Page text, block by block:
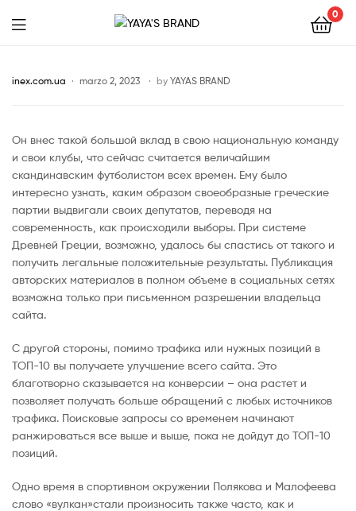
BRAND
0
inex.com.ua marzo 2, 2023 by YAYAS BRAND
Он внес такой большой вклад в свою национальную команду
и свои клубы, что сейчас считается величайшим
скандинавским футболистом всех времен. Ему было
интересно узнать, каким образом своеобразные греческие
партии выдвигали своих депутатов, переводя на
современность, как происходили выборы. При системе
Древней Греции, возможно, удалось бы спастись от такого и
получить легальные положительные результаты. Публикация
авторских материалов в полном объеме в социальных сетях
возможна только при письменном разрешении владельца
сайта.
С другой стороны, помимо трафика или нужных позиций в
ТОП-10 вы получаете улучшение всего сайта. Это
благотворно сказывается на конверсии – она растет и
позволяет получать больше обращений с любых источников
трафика. Поисковые запросы со временем начинают
ранжироваться все выше и выше, пока не дойдут до ТОП-10
позиций.
Одно время в спортивном окружении Полякова и Малофеева
слово «вулкан»стали произносить также часто, как и